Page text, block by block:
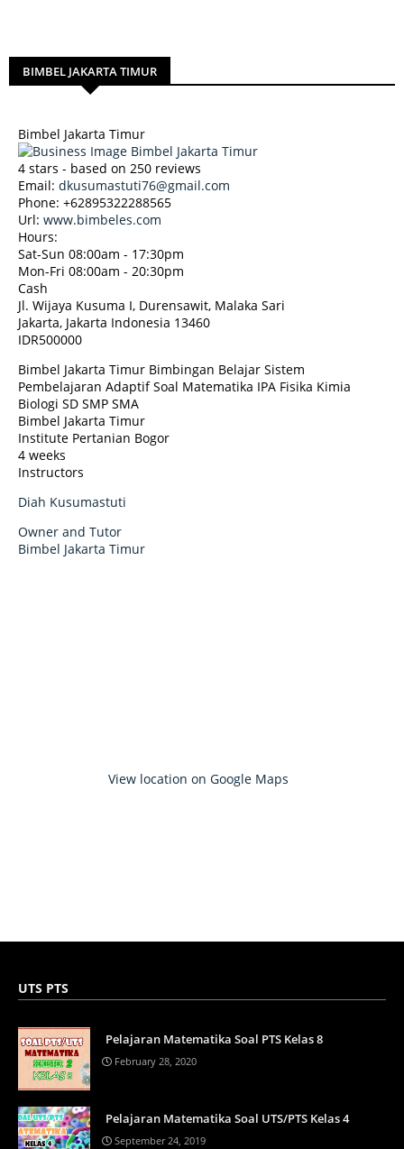
BIMBEL JAKARTA TIMUR
Bimbel Jakarta Timur
4 stars - based on 250 reviews
Email: dkusumastuti76@gmail.com
Phone: +62895322288565
Url: www.bimbeles.com
Hours:
Sat-Sun 08:00am - 17:30pm
Mon-Fri 08:00am - 20:30pm
Cash
Jl. Wijaya Kusuma I, Durensawit, Malaka Sari
Jakarta, Jakarta Indonesia 13460
IDR500000
Bimbel Jakarta Timur Bimbingan Belajar Sistem
Pembelajaran Adaptif Soal Matematika IPA Fisika Kimia
Biologi SD SMP SMA
Bimbel Jakarta Timur
Institute Pertanian Bogor
4 weeks
Instructors
Diah Kusumastuti
Owner and Tutor
Bimbel Jakarta Timur
View location on Google Maps
UTS PTS
Pelajaran Matematika Soal PTS Kelas 8
February 28, 2020
Pelajaran Matematika Soal UTS/PTS Kelas 4
September 24, 2019